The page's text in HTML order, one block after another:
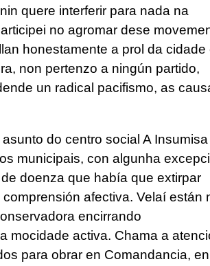
quere interferir para nada na
no agromar dese
honestamente a prol da cidade
non pertenzo a ningún partido,
un radical pacifismo, as
do centro social A Insumisa
municipais, con algunha
doenza que había que extirpar
afectiva. Velaí están
encirrando
mocidade activa. Chama a
para obrar en Comandancia, en